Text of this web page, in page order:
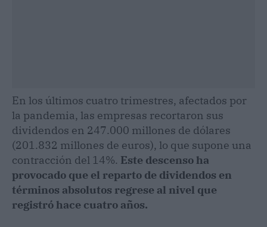
En los últimos cuatro trimestres, afectados por
la pandemia, las empresas recortaron sus
dividendos en 247.000 millones de dólares
(201.832 millones de euros), lo que supone una
contracción del 14%. Este descenso ha
provocado que el reparto de dividendos en
términos absolutos regrese al nivel que
registró hace cuatro años.